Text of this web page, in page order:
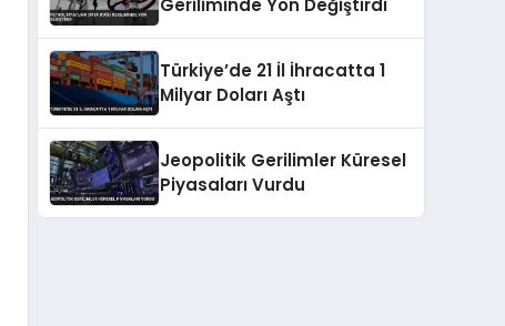
Geriliminde Yön Değiştirdi
Türkiye’de 21 İl İhracatta 1
Milyar Doları Aştı
Jeopolitik Gerilimler Küresel
Piyasaları Vurdu